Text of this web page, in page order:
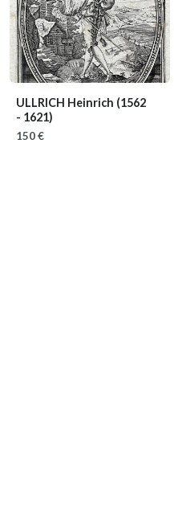
ULLRICH Heinrich (1562
- 1621)
150 €